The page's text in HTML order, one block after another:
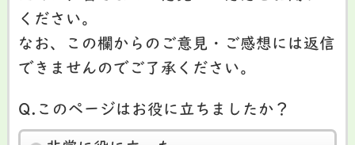
ください。
なお、この欄からのご意見・ご感想には返信
できませんのでご了承ください。
Q.このページはお役に立ちましたか？